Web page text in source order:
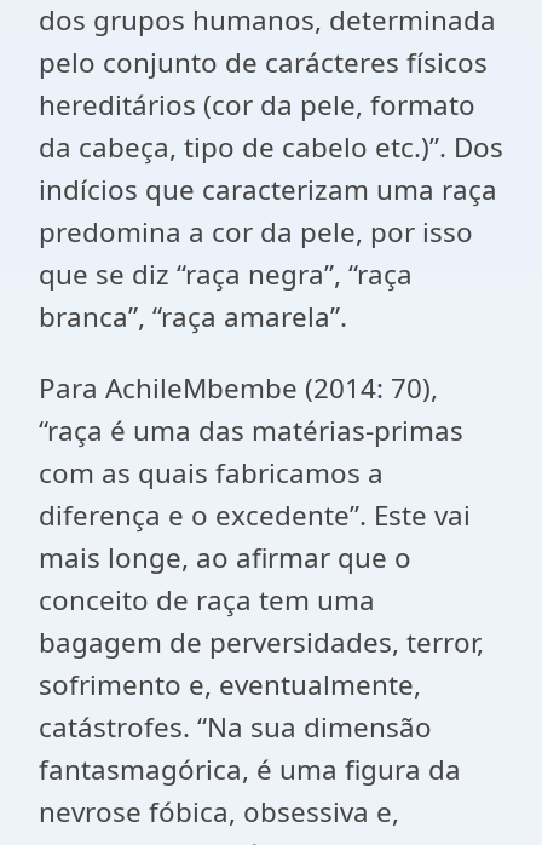
dos grupos humanos, determinada
pelo conjunto de carácteres físicos
hereditários (cor da pele, formato
da cabeça, tipo de cabelo etc.)”. Dos
indícios que caracterizam uma raça
predomina a cor da pele, por isso
que se diz “raça negra”, “raça
branca”, “raça amarela”.
Para AchileMbembe (2014: 70),
“raça é uma das matérias-primas
com as quais fabricamos a
diferença e o excedente”. Este vai
mais longe, ao afirmar que o
conceito de raça tem uma
bagagem de perversidades, terror,
sofrimento e, eventualmente,
catástrofes. “Na sua dimensão
fantasmagórica, é uma figura da
nevrose fóbica, obsessiva e,